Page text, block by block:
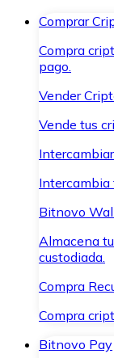
Comprar
Compra
pago.
Vender
Vende tus
Intercambia
Bitnovo
Almacena
custodiada.
Compra
Compra
Bitnovo Pay